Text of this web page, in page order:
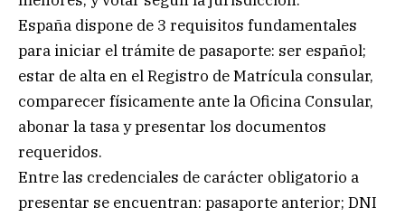
España dispone de 3 requisitos fundamentales
para iniciar el trámite de pasaporte: ser español;
estar de alta en el Registro de Matrícula consular,
comparecer físicamente ante la Oficina Consular,
abonar la tasa y presentar los documentos
requeridos.
Entre las credenciales de carácter obligatorio a
presentar se encuentran: pasaporte anterior; DNI